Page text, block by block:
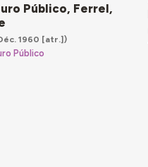
Público, Ferrel,
1960 [atr.])
Público